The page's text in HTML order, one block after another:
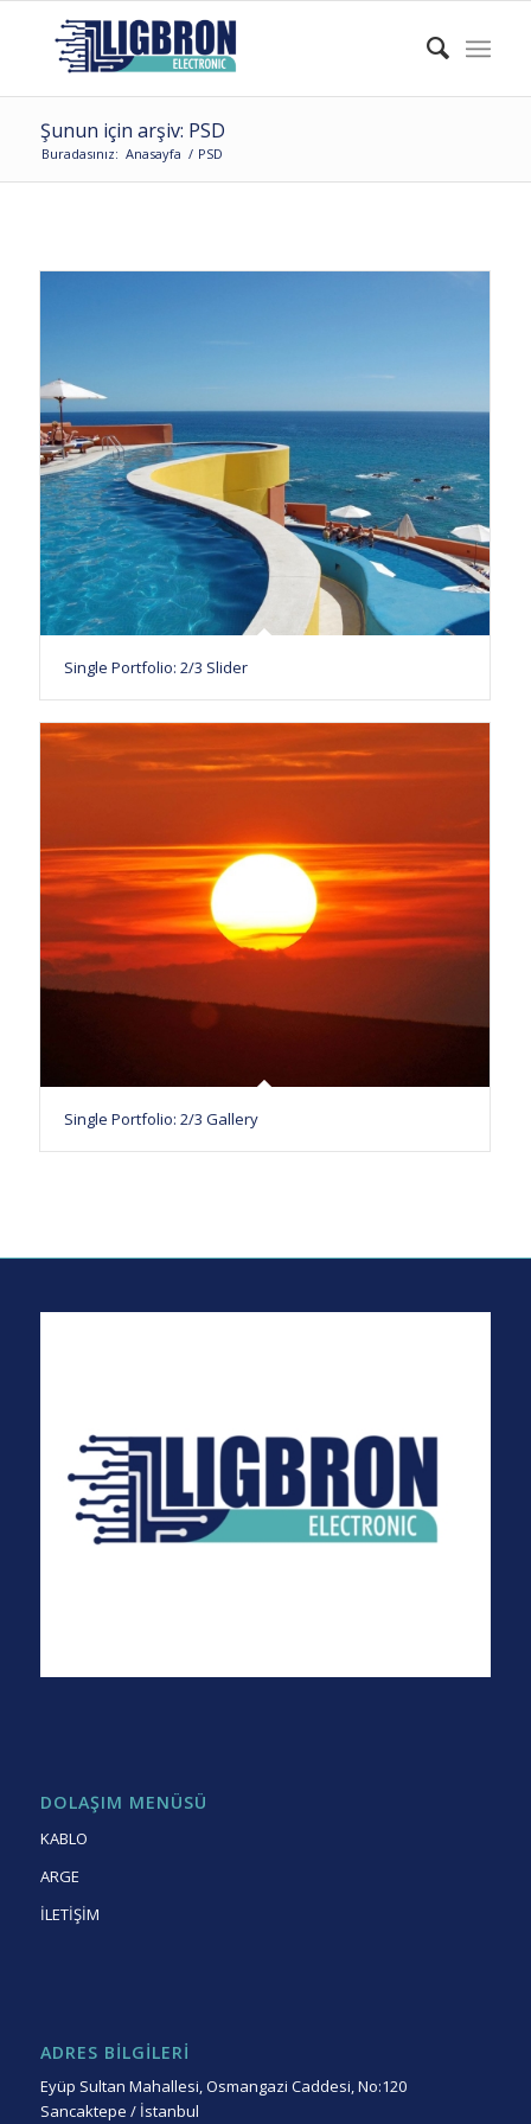
Şunun için arşiv: PSD
Buradasınız: Anasayfa / PSD
Single Portfolio: 2/3 Slider
Single Portfolio: 2/3 Gallery
DOLAŞIM MENÜSÜ
KABLO
ARGE
İLETİŞİM
ADRES BİLGİLERİ
Eyüp Sultan Mahallesi, Osmangazi Caddesi, No:120
Sancaktepe / İstanbul